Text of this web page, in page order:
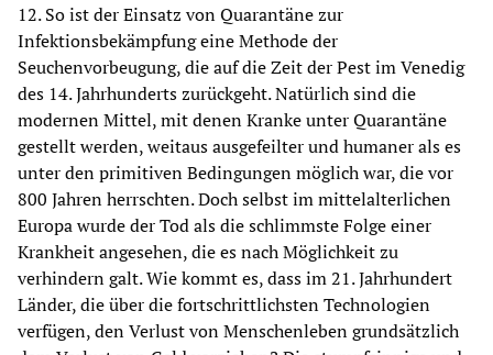
12. So ist der Einsatz von Quarantäne zur
Infektionsbekämpfung eine Methode der
Seuchenvorbeugung, die auf die Zeit der Pest im Venedig
des 14. Jahrhunderts zurückgeht. Natürlich sind die
modernen Mittel, mit denen Kranke unter Quarantäne
gestellt werden, weitaus ausgefeilter und humaner als es
unter den primitiven Bedingungen möglich war, die vor
800 Jahren herrschten. Doch selbst im mittelalterlichen
Europa wurde der Tod als die schlimmste Folge einer
Krankheit angesehen, die es nach Möglichkeit zu
verhindern galt. Wie kommt es, dass im 21. Jahrhundert
Länder, die über die fortschrittlichsten Technologien
verfügen, den Verlust von Menschenleben grundsätzlich